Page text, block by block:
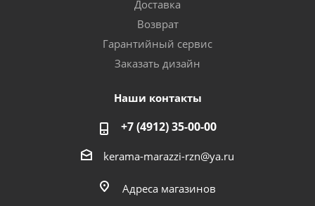
Доставка
Возврат
Гарантийный сервис
Заказать дизайн
Наши контакты
+7 (4912) 35-00-00
kerama-marazzi-rzn@ya.ru
Адреса магазинов